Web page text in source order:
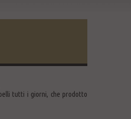
tutti i giorni, che prodotto